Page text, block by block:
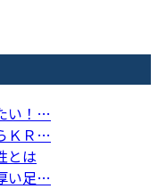
い！…
ＫＲ…
とは
い足…